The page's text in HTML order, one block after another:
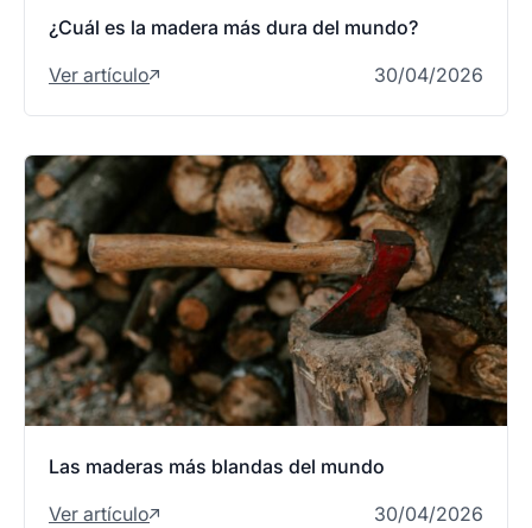
¿Cuál es la madera más dura del mundo?
Ver artículo
30/04/2026
Las maderas más blandas del mundo
Ver artículo
30/04/2026